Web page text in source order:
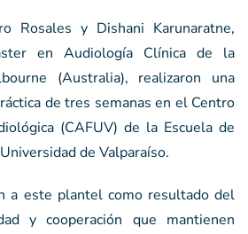
Rosales y Dishani Karunaratne,
en Audiología Clínica de la
(Australia), realizaron una
de tres semanas en el Centro
(CAFUV) de la Escuela de
de Valparaíso.
a este plantel como resultado del
y cooperación que mantienen